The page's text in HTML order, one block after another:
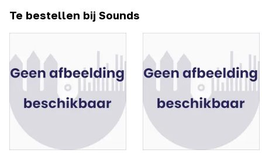
Te bestellen bij Sounds